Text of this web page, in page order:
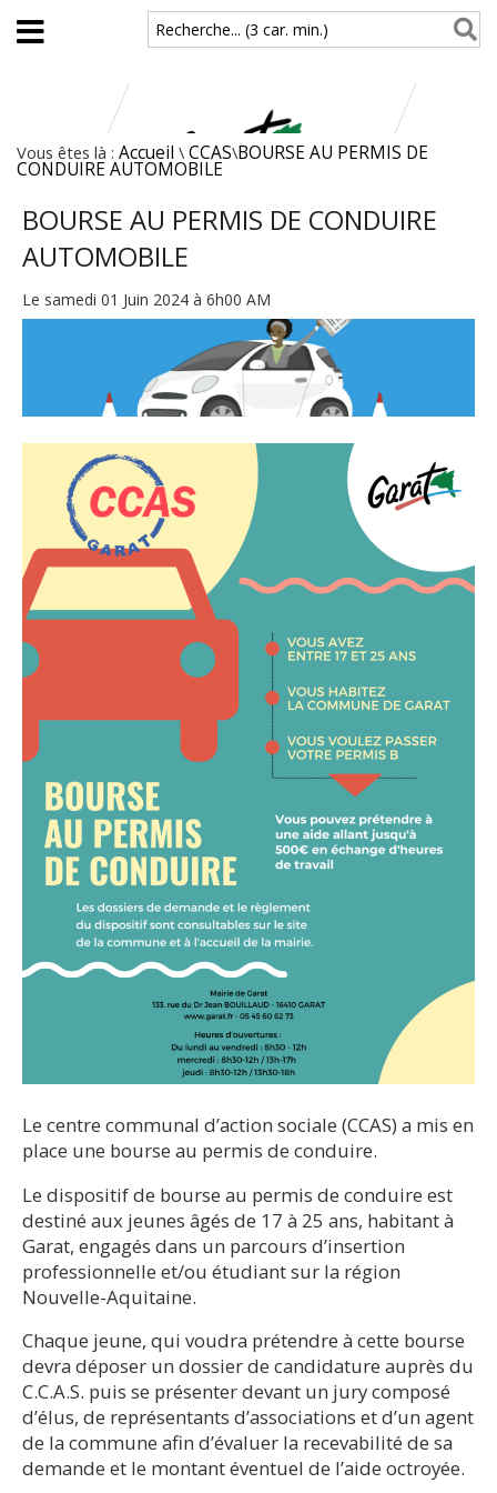
Aller au contenu principal
Recherche... (3 car. min.)
Vous êtes là : Accueil \ CCAS\BOURSE AU PERMIS DE
CONDUIRE AUTOMOBILE
BOURSE AU PERMIS DE CONDUIRE
AUTOMOBILE
Le samedi 01 Juin 2024 à 6h00 AM
Le centre communal d’action sociale (CCAS) a mis en
place une bourse au permis de conduire.
Le dispositif de bourse au permis de conduire est
destiné aux jeunes âgés de 17 à 25 ans, habitant à
Garat, engagés dans un parcours d’insertion
professionnelle et/ou étudiant sur la région
Nouvelle-Aquitaine.
Chaque jeune, qui voudra prétendre à cette bourse
devra déposer un dossier de candidature auprès du
C.C.A.S. puis se présenter devant un jury composé
d’élus, de représentants d’associations et d’un agent
de la commune afin d’évaluer la recevabilité de sa
demande et le montant éventuel de l’aide octroyée.